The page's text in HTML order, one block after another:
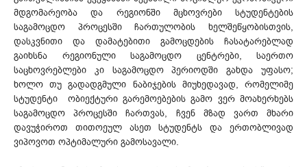
მდგომარეობა და რეგიონში მცხოვრები სტუდენტების
საგამოცდო პროცესში ჩართულობის ხელშეწყობისთვის,
დასკვნითი და დამატებითი გამოცდების ჩასატარებლად
გაიხსნა რეგიონული საგამოცდო ცენტრები, საერთო
საცხოვრებლები კი საგამოცდო პერიოდში გახდა უფასო;
ხოლო თუ გადადგმული ნაბიჯების მიუხედავად, რომელიმე
სტუდენტი ობიექტური გარემოებების გამო ვერ მოახერხებს
საგამოცდო პროცესში ჩართვას, ჩვენ მზად ვართ მხარი
დავუჭიროთ თითოეულ ასეთ სტუდენტს და ერთობლივად
ვიპოვოთ ოპტიმალური გამოსავალი.